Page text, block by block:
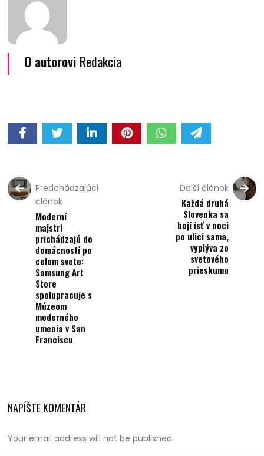
O autorovi Redakcia
Predchádzajúci
článok
Moderní
majstri
prichádzajú do
domácností po
celom svete:
Samsung Art
Store
spolupracuje s
Múzeom
moderného
umenia v San
Franciscu
Ďalší článok
Každá druhá
Slovenka sa
bojí ísť v noci
po ulici sama,
vyplýva zo
svetového
prieskumu
NAPÍŠTE KOMENTÁR
Your email address will not be published.